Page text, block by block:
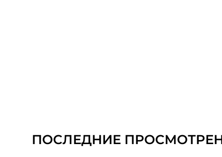
ПОСЛЕДНИЕ